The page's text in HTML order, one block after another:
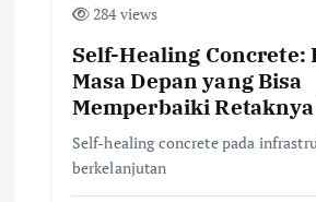
284 views
Self-Healing Concrete:
Masa Depan yang Bisa
Memperbaiki
Self-healing concrete pada
berkelanjutan